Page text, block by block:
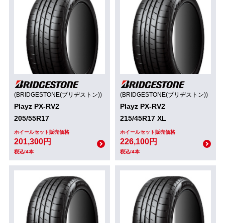
(BRIDGESTONE(ブリヂストン))
Playz PX-RV2
205/55R17
ホイールセット販売価格
201,300円
税込/4本
(BRIDGESTONE(ブリヂストン))
Playz PX-RV2
215/45R17 XL
ホイールセット販売価格
226,100円
税込/4本